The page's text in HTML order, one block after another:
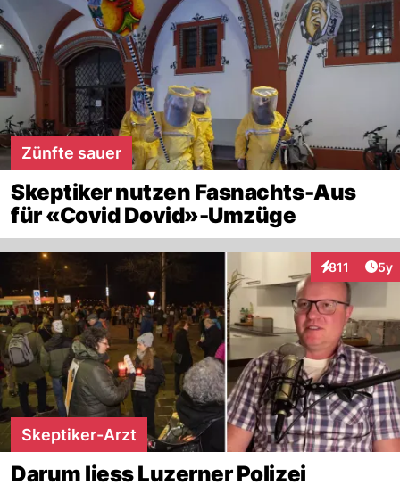
Zünfte sauer
Skeptiker nutzen Fasnachts-Aus
für «Covid Dovid»-Umzüge
811
Interaktionen
5y
Skeptiker-Arzt
Darum liess Luzerner Polizei